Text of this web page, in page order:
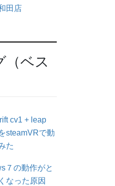
田店
（ベス
cv1 + leap
steamVRで動
た
７の動作がと
なった原因